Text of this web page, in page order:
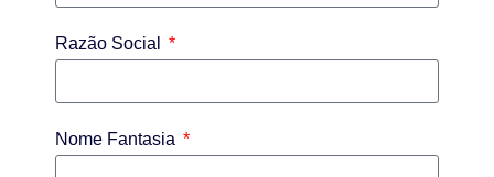
Razão Social
Nome Fantasia